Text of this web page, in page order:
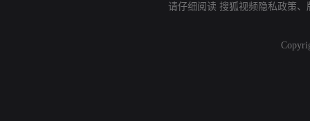
请仔细阅读 搜狐视频隐私政策、